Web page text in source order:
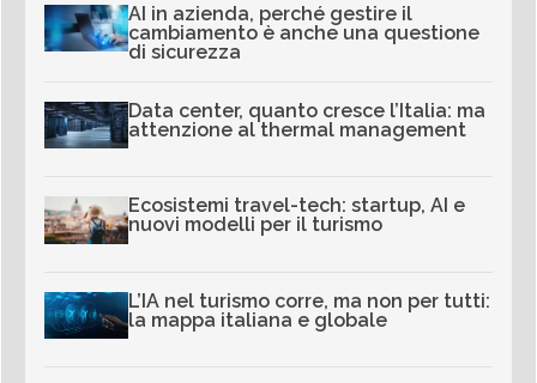
AI in azienda, perché gestire il
cambiamento è anche una questione
di sicurezza
Data center, quanto cresce l’Italia: ma
attenzione al thermal management
Ecosistemi travel-tech: startup, AI e
nuovi modelli per il turismo
L’IA nel turismo corre, ma non per tutti:
la mappa italiana e globale